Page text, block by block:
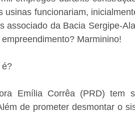
usinas funcionariam,
associado da Bacia Sergipe-
Marminino!
é?
Emília Corrêa (PRD) tem
de prometer desmontar o